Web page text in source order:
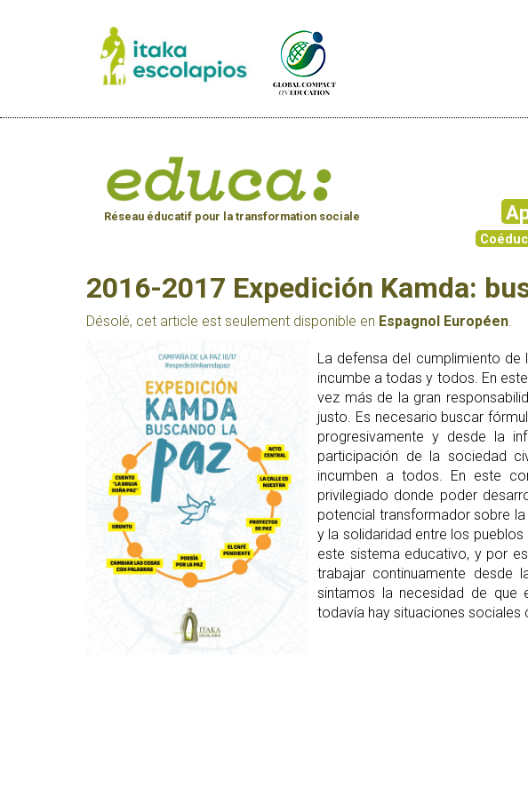
Réseau éducatif pour la transformation sociale
2016-2017 Expedición Kamda:
Désolé, cet article est seulement disponible en Espagnol Européen
La defensa del cumplimiento
incumbe a todas y todos. En
vez más de la gran
justo. Es necesario buscar
progresivamente y desde la
participación de la sociedad
incumben a todos. En este
privilegiado donde poder
potencial transformador sobre
y la solidaridad entre los
este sistema educativo, y por
trabajar continuamente desde
sintamos la necesidad de que
todavía hay situaciones sociales